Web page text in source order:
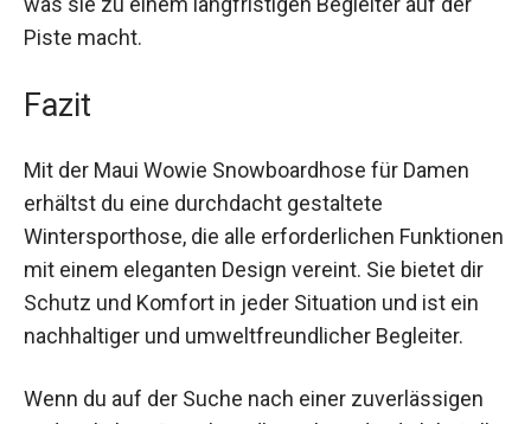
strapazierfähig, was sie zu einem langfristigen
Begleiter auf der Piste macht.
Fazit
Mit der Maui Wowie Snowboardhose für Damen
erhältst du eine durchdacht gestaltete
Wintersporthose, die alle erforderlichen
Funktionen mit einem eleganten Design vereint.
Sie bietet dir Schutz und Komfort in jeder
Situation und ist ein nachhaltiger und
umweltfreundlicher Begleiter.